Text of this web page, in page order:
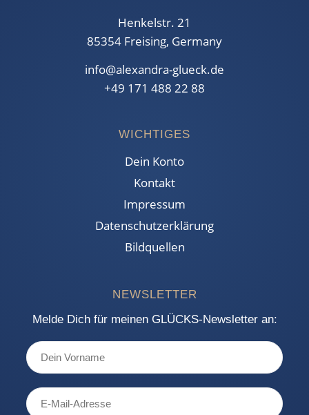
Henkelstr. 21
85354 Freising, Germany
info@alexandra-glueck.de
+49 171 488 22 88
WICHTIGES
Dein Konto
Kontakt
Impressum
Datenschutzerklärung
Bildquellen
NEWSLETTER
Melde Dich für meinen GLÜCKS-Newsletter an: